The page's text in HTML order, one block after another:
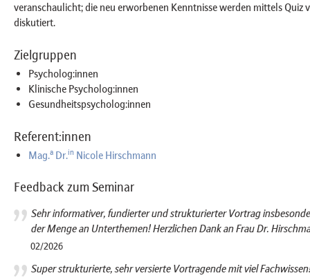
veranschaulicht; die neu erworbenen Kenntnisse werden mittels Quiz
diskutiert.
Zielgruppen
Psycholog:innen
Klinische Psycholog:innen
Gesundheitspsycholog:innen
Referent:innen
Mag.a Dr.in Nicole Hirschmann
Feedback zum Seminar
Sehr informativer, fundierter und strukturierter Vortrag
der Menge an Unterthemen! Herzlichen Dank an Frau Dr.
02/2026
Super strukturierte, sehr versierte Vortragende mit viel